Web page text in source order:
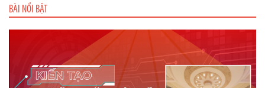
BÀI NỔI BẬT